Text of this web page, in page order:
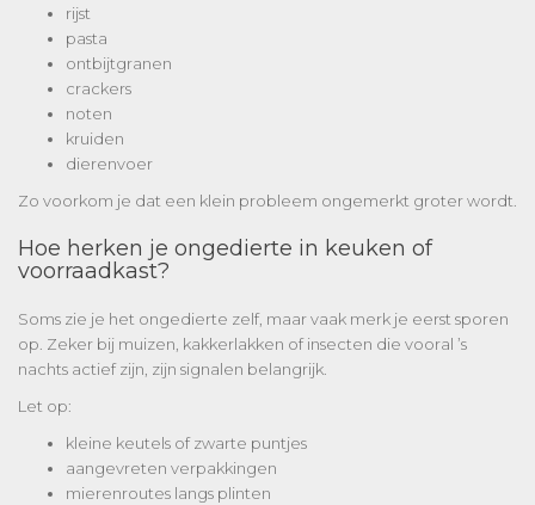
rijst
pasta
ontbijtgranen
crackers
noten
kruiden
dierenvoer
Zo voorkom je dat een klein probleem ongemerkt groter wordt.
Hoe herken je ongedierte in keuken of
voorraadkast?
Soms zie je het ongedierte zelf, maar vaak merk je eerst sporen
op. Zeker bij muizen, kakkerlakken of insecten die vooral ’s
nachts actief zijn, zijn signalen belangrijk.
Let op:
kleine keutels of zwarte puntjes
aangevreten verpakkingen
mierenroutes langs plinten